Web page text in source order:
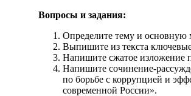
Вопросы и задания:
Определите тему и основную
Выпишите из текста
Напишите сжатое изложение
Напишите сочинение-
по борьбе с коррупцией и
современной России».